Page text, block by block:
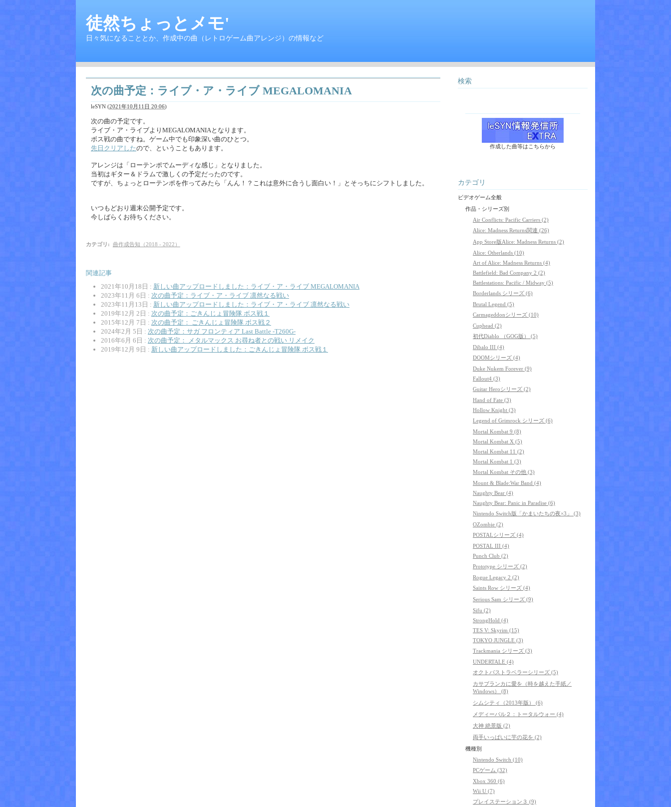
徒然ちょっとメモ'
日々気になることとか、作成中の曲（レトロゲーム曲アレンジ）の情報など
次の曲予定：ライブ・ア・ライブ MEGALOMANIA
leSYN (2021年10月11日 20:06)
次の曲の予定です。
ライブ・ア・ライブよりMEGALOMANIAとなります。
ボス戦の曲ですね。ゲーム中でも印象深い曲のひとつ。
先日クリアしたので、ということもあります。
アレンジは「ローテンポでムーディな感じ」となりました。
当初はギター＆ドラムで激しくの予定だったのです。
ですが、ちょっとローテンポを作ってみたら「んん！？これは意外に合うし面白い！」とそっちにシフトしました。
いつもどおり週末公開予定です。
今しばらくお待ちください。
カテゴリ : 曲作成告知（2018 - 2022）
関連記事
2021年10月18日 : 新しい曲アップロードしました：ライブ・ア・ライブ MEGALOMANIA
2023年11月 6日 : 次の曲予定：ライブ・ア・ライブ 凛然なる戦い
2023年11月13日 : 新しい曲アップロードしました：ライブ・ア・ライブ 凛然なる戦い
2019年12月 2日 : 次の曲予定：ごきんじょ冒険隊 ボス戦１
2015年12月 7日 : 次の曲予定： ごきんじょ冒険隊 ボス戦２
2024年2月 5日 : 次の曲予定：サガ フロンティア Last Battle -T260G-
2016年6月 6日 : 次の曲予定： メタルマックス お尋ね者との戦い リメイク
2019年12月 9日 : 新しい曲アップロードしました：ごきんじょ冒険隊 ボス戦１
検索
作成した曲等はこちらから
カテゴリ
ビデオゲーム全般
作品・シリーズ別
Air Conflicts: Pacific Carriers (2)
Alice: Madness Returns関連 (26)
App Store版Alice: Madness Returns (2)
Alice: Otherlands (10)
Art of Alice: Madness Returns (4)
Battlefield: Bad Company 2 (2)
Battlestations: Pacific / Midway (5)
Borderlands シリーズ (6)
Brutal Legend (5)
Carmageddonシリーズ (10)
Cuphead (2)
初代Diablo （GOG版） (5)
Dibalo III (4)
DOOMシリーズ (4)
Duke Nukem Forever (9)
Fallout4 (3)
Guitar Heroシリーズ (2)
Hand of Fate (3)
Hollow Knight (3)
Legend of Grimrock シリーズ (6)
Mortal Kombat 9 (8)
Mortal Kombat X (5)
Mortal Kombat 11 (2)
Mortal Kombat 1 (3)
Mortal Kombat その他 (3)
Mount & Blade:War Band (4)
Naughty Bear (4)
Naughty Bear: Panic in Paradise (6)
Nintendo Switch版「かまいたちの夜×3」 (3)
OZombie (2)
POSTALシリーズ (4)
POSTAL III (4)
Punch Club (2)
Prototype シリーズ (2)
Rogue Legacy 2 (2)
Saints Row シリーズ (4)
Serious Sam シリーズ (9)
Sifu (2)
StrongHold (4)
TES V: Skyrim (15)
TOKYO JUNGLE (3)
Trackmania シリーズ (3)
UNDERTALE (4)
オクトパストラベラーシリーズ (5)
カサブランカに愛を（時を越えた手紙／
Windows） (8)
シムシティ（2013年版） (6)
メディーバル２：トータルウォー (4)
大神 絶景版 (2)
両手いっぱいに芋の花を (2)
機種別
Nintendo Switch (10)
PCゲーム (32)
Xbox 360 (6)
Wii U (7)
プレイステーション３ (9)